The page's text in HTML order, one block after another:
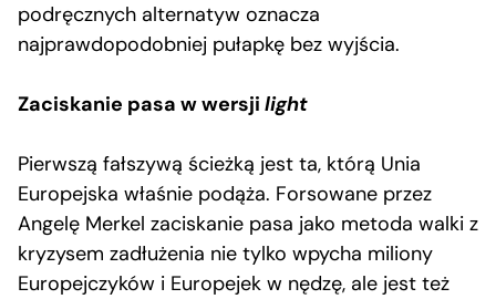
podręcznych alternatyw oznacza
najprawdopodobniej pułapkę bez wyjścia.
Zaciskanie pasa w wersji light
Pierwszą fałszywą ścieżką jest ta, którą Unia
Europejska właśnie podąża. Forsowane przez
Angelę Merkel zaciskanie pasa jako metoda walki z
kryzysem zadłużenia nie tylko wpycha miliony
Europejczyków i Europejek w nędzę, ale jest też